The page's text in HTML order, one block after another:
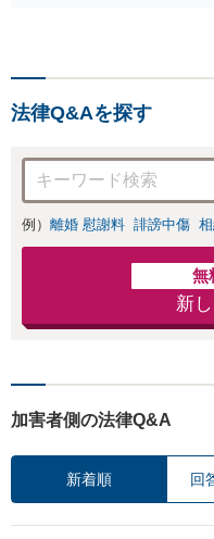
法律Q&Aを探す
例） 離婚 慰謝料 誹謗中傷
無
新
加害者側の法律Q&A
新着順 回